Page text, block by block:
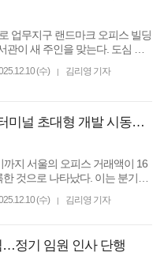
업무지구 랜드마크 오피스 빌딩
관이 새 주인을 맞는다. 도심 한
온다. 관련기사 : [단독]
(수) | 김리영 기자
미널 초대형 개발 시동…
까지 서울의 오피스 거래액이 16
것으로 나타났다. 이는 분기당
돌파할 것이란 전망이 나왔다. 이
(수) | 김리영 기자
…정기 임원 인사 단행